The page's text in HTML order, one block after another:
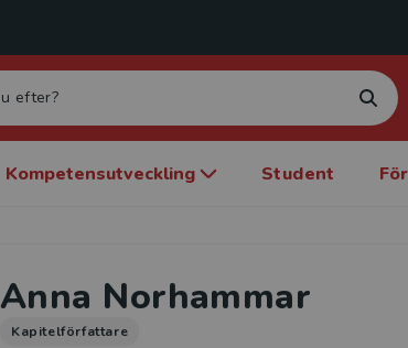
Kompetensutveckling Student
Anna Norhammar
Kapitelförfattare